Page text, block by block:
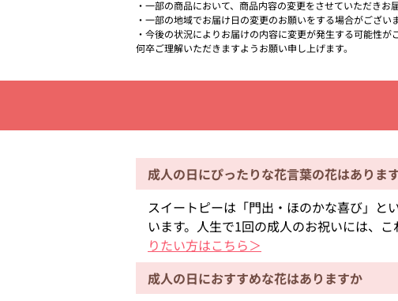
・一部の商品において、商品内容の変更をさせていただき
・一部の地域でお届け日の変更のお願いをする場合がございま
・今後の状況によりお届けの内容に変更が発生する可能性が
何卒ご理解いただきますようお願い申し上げます。
成人の日にぴったりな花言葉の花はありま
スイートピーは「門出・ほのかな喜び」と
います。人生で1回の成人のお祝いには、
りたい方はこちら＞
成人の日におすすめな花はありますか